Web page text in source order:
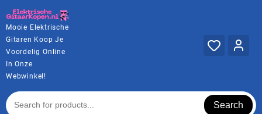
naar
de
inhoud
Mooie Elektrische
Gitaren Koop Je
Voordelig Online
In Onze
Webwinkel!
Search